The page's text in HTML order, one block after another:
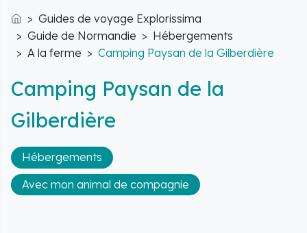
Accueil
Guides de voyage Explorissima
Guide de Normandie
Hébergements
A la ferme
Camping Paysan de la Gilberdière
Camping Paysan de la
Gilberdière
Hébergements
Avec mon animal de compagnie